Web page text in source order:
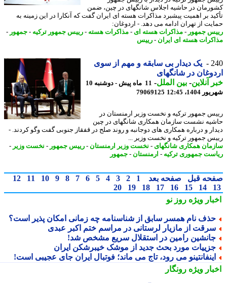
در حاشیه اجلاس شانگهای در چین، ضمن
بر اهمیت پیشبرد مذاکرات هسته ای ایران گفت که آنکارا در این زمینه به
از تهران ادامه می دهد. - اردوغان:
جمهور-مذاکرات هسته ای- مذاکرات هسته-رییس جمهور ترکیه-جمهور-
هسته ای ایران - رییس
یک دیدار بی سابقه و مهم از سوی
در شانگهای
آنلاین-بین الملل-
11 ماه پیش - دوشنبه 10
12:45
79069125
جمهور ترکیه و نخست وزیر ارمنستان در
نشست سازمان همکاری شانگهای در چین
و درباره همکاری های دوجانبه و روند صلح در قفقاز جنوبی گفت وگو کردند. -
جمهور ترکیه و نخست وزیر ...
همکاری شانگهای-نخست وزیر ارمنستان-رییس جمهور-نخست وزیر -
جمهوری ترکیه-ارمنستان-جمهور
قبل صفحه بعد 1
2
3
4
5
6
7
8
9
10
11
12
14
15
16
17
18
19
20
ویژهروز نو
نام همسر سابق از شناسنامه چه زمانی امکان پذیر است؟
از مازیار لرستانی در مراسم ختم اکبر عبدی
رامین در استقلال سریع مشخص شد!
مورد بحث جدید از موشک خیبرشکن ایران
می رود، تاج می ماند؛ فوتبال ایران جای عجیبی است!
ویژهرونگار